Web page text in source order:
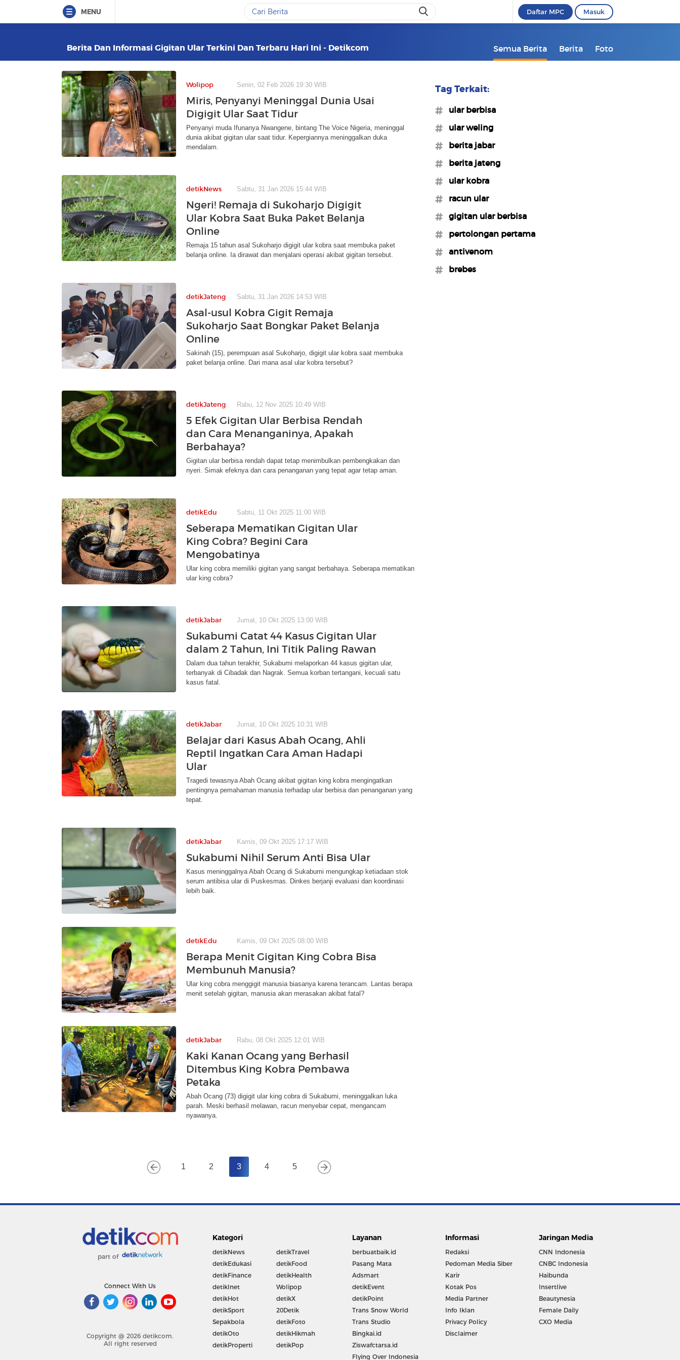
MENU Daftar MPC Masuk
Berita Dan Informasi Gigitan Ular Terkini Dan Terbaru Hari Ini - Detikcom Semua Berita Berita Foto
Wolipop Senin, 02 Feb 2026 19:30 WIB
Miris, Penyanyi Meninggal Dunia Usai
Digigit Ular Saat Tidur
Penyanyi muda Ifunanya Nwangene, bintang The Voice Nigeria, meninggal
dunia akibat gigitan ular saat tidur. Kepergiannya meninggalkan duka
mendalam.
detikNews Sabtu, 31 Jan 2026 15:44 WIB
Ngeri! Remaja di Sukoharjo Digigit
Ular Kobra Saat Buka Paket Belanja
Online
Remaja 15 tahun asal Sukoharjo digigit ular kobra saat membuka paket
belanja online. Ia dirawat dan menjalani operasi akibat gigitan tersebut.
detikJateng Sabtu, 31 Jan 2026 14:53 WIB
Asal-usul Kobra Gigit Remaja
Sukoharjo Saat Bongkar Paket Belanja
Online
Sakinah (15), perempuan asal Sukoharjo, digigit ular kobra saat membuka
paket belanja online. Dari mana asal ular kobra tersebut?
detikJateng Rabu, 12 Nov 2025 10:49 WIB
5 Efek Gigitan Ular Berbisa Rendah
dan Cara Menanganinya, Apakah
Berbahaya?
Gigitan ular berbisa rendah dapat tetap menimbulkan pembengkakan dan
nyeri. Simak efeknya dan cara penanganan yang tepat agar tetap aman.
detikEdu Sabtu, 11 Okt 2025 11:00 WIB
Seberapa Mematikan Gigitan Ular
King Cobra? Begini Cara
Mengobatinya
Ular king cobra memiliki gigitan yang sangat berbahaya. Seberapa mematikan
ular king cobra?
detikJabar Jumat, 10 Okt 2025 13:00 WIB
Sukabumi Catat 44 Kasus Gigitan Ular
dalam 2 Tahun, Ini Titik Paling Rawan
Dalam dua tahun terakhir, Sukabumi melaporkan 44 kasus gigitan ular,
terbanyak di Cibadak dan Nagrak. Semua korban tertangani, kecuali satu
kasus fatal.
detikJabar Jumat, 10 Okt 2025 10:31 WIB
Belajar dari Kasus Abah Ocang, Ahli
Reptil Ingatkan Cara Aman Hadapi
Ular
Tragedi tewasnya Abah Ocang akibat gigitan king kobra mengingatkan
pentingnya pemahaman manusia terhadap ular berbisa dan penanganan yang
tepat.
detikJabar Kamis, 09 Okt 2025 17:17 WIB
Sukabumi Nihil Serum Anti Bisa Ular
Kasus meninggalnya Abah Ocang di Sukabumi mengungkap ketiadaan stok
serum antibisa ular di Puskesmas. Dinkes berjanji evaluasi dan koordinasi
lebih baik.
detikEdu Kamis, 09 Okt 2025 08:00 WIB
Berapa Menit Gigitan King Cobra Bisa
Membunuh Manusia?
Ular king cobra menggigit manusia biasanya karena terancam. Lantas berapa
menit setelah gigitan, manusia akan merasakan akibat fatal?
detikJabar Rabu, 08 Okt 2025 12:01 WIB
Kaki Kanan Ocang yang Berhasil
Ditembus King Kobra Pembawa
Petaka
Abah Ocang (73) digigit ular king cobra di Sukabumi, meninggalkan luka
parah. Meski berhasil melawan, racun menyebar cepat, mengancam
nyawanya.
1 2 3 4 5
Tag Terkait:
#ular berbisa
#ular weling
#berita jabar
#berita jateng
#ular kobra
#racun ular
#gigitan ular berbisa
#pertolongan pertama
#antivenom
#brebes
part of
Connect With Us
Copyright @ 2026 detikcom.
All right reserved
Kategori
detikNews
detikEdukasi
detikFinance
detikInet
detikHot
detikSport
Sepakbola
detikOto
detikProperti
detikTravel
detikFood
detikHealth
Wolipop
detikX
20Detik
detikFoto
detikHikmah
detikPop
Layanan
berbuatbaik.id
Pasang Mata
Adsmart
detikEvent
detikPoint
Trans Snow World
Trans Studio
Bingkai.id
Ziswafctarsa.id
Flying Over Indonesia
Informasi
Redaksi
Pedoman Media Siber
Karir
Kotak Pos
Media Partner
Info Iklan
Privacy Policy
Disclaimer
Jaringan Media
CNN Indonesia
CNBC Indonesia
Haibunda
Insertlive
Beautynesia
Female Daily
CXO Media